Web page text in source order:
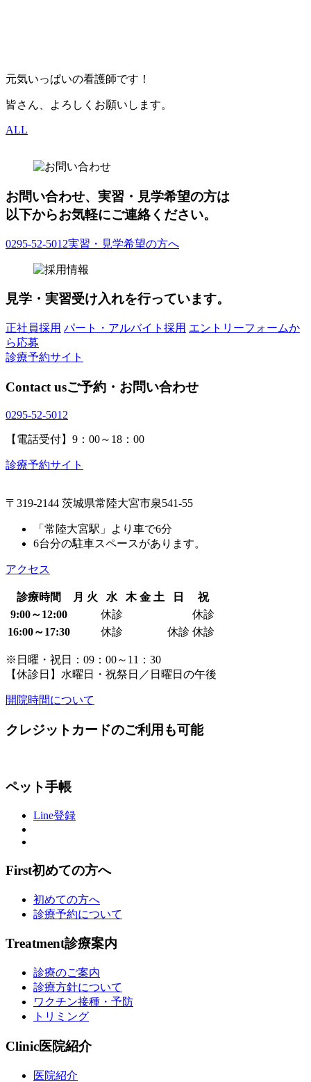
元気いっぱいの看護師です！
皆さん、よろしくお願いします。
ALL
お問い合わせ、実習・見学希望の方は
以下からお気軽にご連絡ください。
0295-52-5012実習・見学希望の方へ
見学・実習受け入れを行っています。
正社員採用 パート・アルバイト採用 エントリーフォームか
ら応募
診療予約サイト
Contact usご予約・お問い合わせ
0295-52-5012
【電話受付】9：00～18：00
診療予約サイト
〒319-2144 茨城県常陸大宮市泉541-55
「常陸大宮駅」より車で6分
6台分の駐車スペースがあります。
アクセス
診療時間 月 火 水 木 金 土 日
祝
9:00～12:00
休診
休診
16:00～17:30
休診 休診 休診
※日曜・祝日：09：00～11：30
【休診日】水曜日・祝祭日／日曜日の午後
開院時間について
クレジットカードのご利用も可能
ペット手帳
Line登録
First初めての方へ
初めての方へ
診療予約について
Treatment診療案内
診療のご案内
診療方針について
ワクチン接種・予防
トリミング
Clinic医院紹介
医院紹介